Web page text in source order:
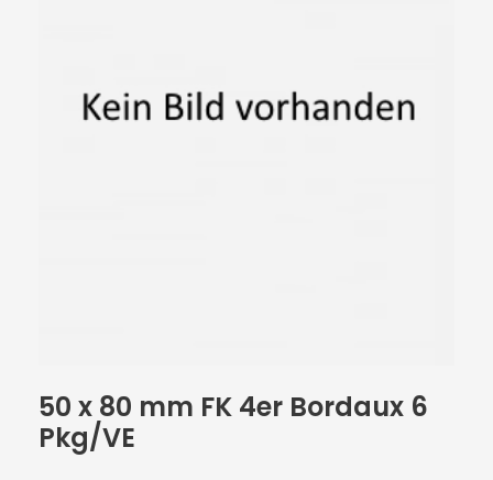
50 x 80 mm FK 4er Bordaux 6
Pkg/VE